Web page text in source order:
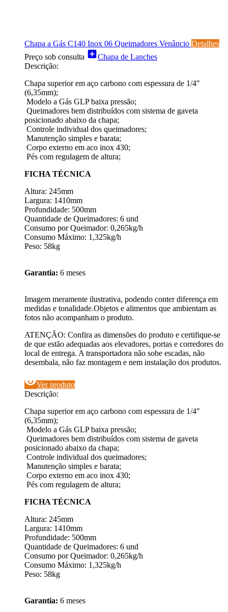
Chapa a Gás C140 Inox 06 Queimadores Venâncio Detalhes
Preço sob consulta add_boxChapa de Lanches
Descrição:
Chapa superior em aço carbono com espessura de 1/4"
(6,35mm);
Modelo a Gás GLP baixa pressão;
Queimadores bem distribuídos com sistema de gaveta
posicionado abaixo da chapa;
Controle individual dos queimadores;
Manutenção simples e barata;
Corpo externo em aco inox 430;
Pés com regulagem de altura;
FICHA TÉCNICA
Altura: 245mm
Largura: 1410mm
Profundidade: 500mm
Quantidade de Queimadores: 6 und
Consumo por Queimador: 0,265kg/h
Consumo Máximo: 1,325kg/h
Peso: 58kg
Garantia: 6 meses
Imagem meramente ilustrativa, podendo conter diferença em
medidas e tonalidade.Objetos e alimentos que ambientam as
fotos não acompanham o produto.
ATENÇÃO: Confira as dimensões do produto e certifique-se
de que estão adequadas aos elevadores, portas e corredores do
local de entrega. A transportadora não sobe escadas, não
desembala, não faz montagem e nem instalação dos produtos.
visibilityVer produto
Descrição:
Chapa superior em aço carbono com espessura de 1/4"
(6,35mm);
Modelo a Gás GLP baixa pressão;
Queimadores bem distribuídos com sistema de gaveta
posicionado abaixo da chapa;
Controle individual dos queimadores;
Manutenção simples e barata;
Corpo externo em aco inox 430;
Pés com regulagem de altura;
FICHA TÉCNICA
Altura: 245mm
Largura: 1410mm
Profundidade: 500mm
Quantidade de Queimadores: 6 und
Consumo por Queimador: 0,265kg/h
Consumo Máximo: 1,325kg/h
Peso: 58kg
Garantia: 6 meses